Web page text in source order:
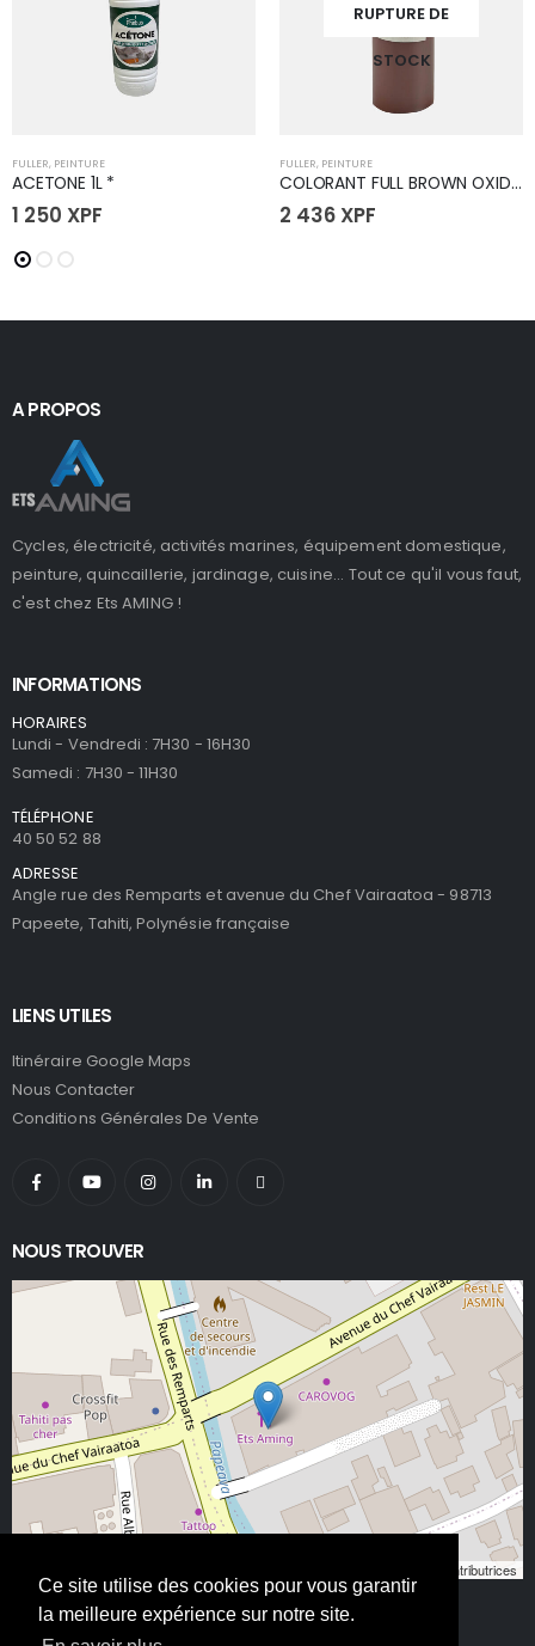
Ce site utilise des cookies pour vous garantir
la meilleure expérience sur notre site.
FULLER, PEINTURE
ACETONE 1L *
1 250 XPF
RUPTURE DE
STOCK
FULLER, PEINTURE
COLORANT FULL BROWN OXIDE 12oz
2 436 XPF
A PROPOS
Cycles, électricité, activités marines, équipement domestique,
peinture, quincaillerie, jardinage, cuisine... Tout ce qu'il vous faut,
c'est chez Ets AMING !
INFORMATIONS
HORAIRES
Lundi - Vendredi : 7H30 - 16H30
Samedi : 7H30 - 11H30
TÉLÉPHONE
40 50 52 88
ADRESSE
Angle rue des Remparts et avenue du Chef Vairaatoa - 98713
Papeete, Tahiti, Polynésie française
LIENS UTILES
Itinéraire Google Maps
Nous Contacter
Conditions Générales De Vente
NOUS TROUVER
contributeurs/contributrices